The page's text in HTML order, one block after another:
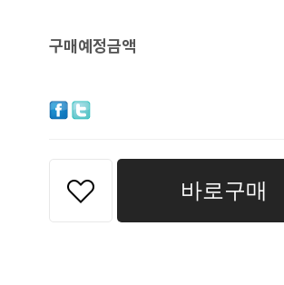
구매예정금액
바로구매